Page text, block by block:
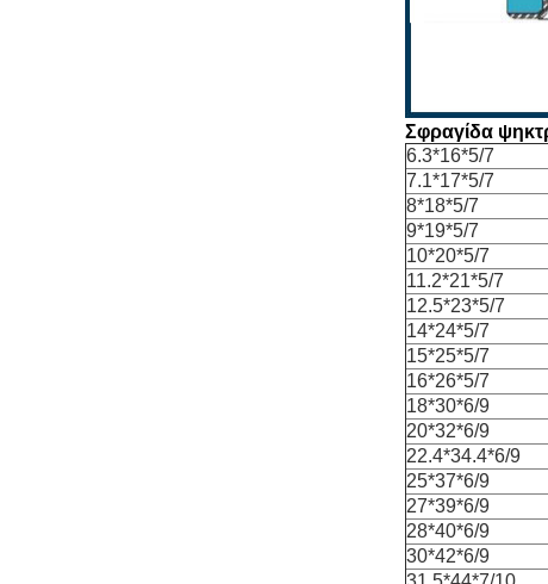
Σφραγίδα
6.3*16*5/7
7.1*17*5/7
8*18*5/7
9*19*5/7
10*20*5/7
11.2*21*5/7
12.5*23*5/7
14*24*5/7
15*25*5/7
16*26*5/7
18*30*6/9
20*32*6/9
22.4*34.4*6/9
25*37*6/9
27*39*6/9
28*40*6/9
30*42*6/9